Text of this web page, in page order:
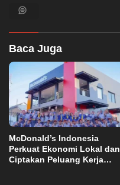
Baca Juga
McDonald’s Indonesia
Perkuat Ekonomi Lokal dan
Ciptakan Peluang Kerja